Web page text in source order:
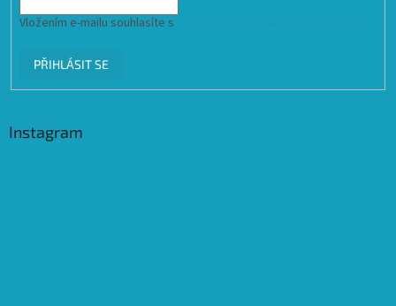
Vložením e-mailu souhlasíte s
PŘIHLÁSIT SE
Instagram